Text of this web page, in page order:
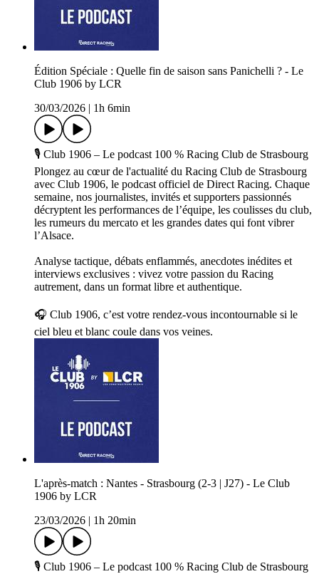
Édition Spéciale : Quelle fin de saison sans Panichelli ? - Le
Club 1906 by LCR
30/03/2026
1h 6min
🎙️ Club 1906 – Le podcast 100 % Racing Club de Strasbourg
Plongez au cœur de l'actualité du Racing Club de Strasbourg
avec Club 1906, le podcast officiel de Direct Racing. Chaque
semaine, nos journalistes, invités et supporters passionnés
décryptent les performances de l’équipe, les coulisses du club,
les rumeurs du mercato et les grandes dates qui font vibrer
l’Alsace.
Analyse tactique, débats enflammés, anecdotes inédites et
interviews exclusives : vivez votre passion du Racing
autrement, dans un format libre et authentique.
🎧 Club 1906, c’est votre rendez-vous incontournable si le
ciel bleu et blanc coule dans vos veines.
L'après-match : Nantes - Strasbourg (2-3 | J27) - Le Club
1906 by LCR
23/03/2026
1h 20min
🎙️ Club 1906 – Le podcast 100 % Racing Club de Strasbourg